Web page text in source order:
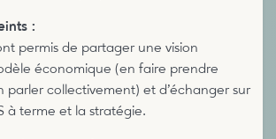
:
permis de partager une vision
économique (en faire prendre
parler collectivement) et d’échanger sur
à terme et la stratégie.